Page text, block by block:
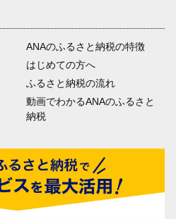
ANAのふるさと納税の特徴
はじめての方へ
ふるさと納税の流れ
動画でわかるANAのふるさと
納税